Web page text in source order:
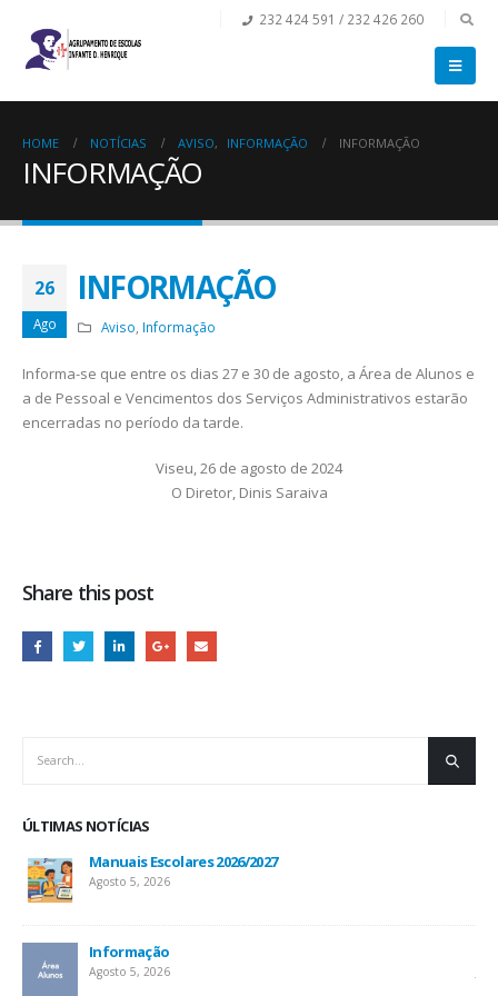
232 424 591 / 232 426 260
HOME NOTÍCIAS AVISO, INFORMAÇÃO INFORMAÇÃO
INFORMAÇÃO
26
Ago
INFORMAÇÃO
Aviso Informação
Informa-se que entre os dias 27 e 30 de agosto, a Área de Alunos e
a de Pessoal e Vencimentos dos Serviços Administrativos estarão
encerradas no período da tarde.
Viseu, 26 de agosto de 2024
O Diretor, Dinis Saraiva
Share this post
ÚLTIMAS NOTÍCIAS
Manuais Escolares 2026/2027
Agosto 5, 2026
Informação
Agosto 5, 2026